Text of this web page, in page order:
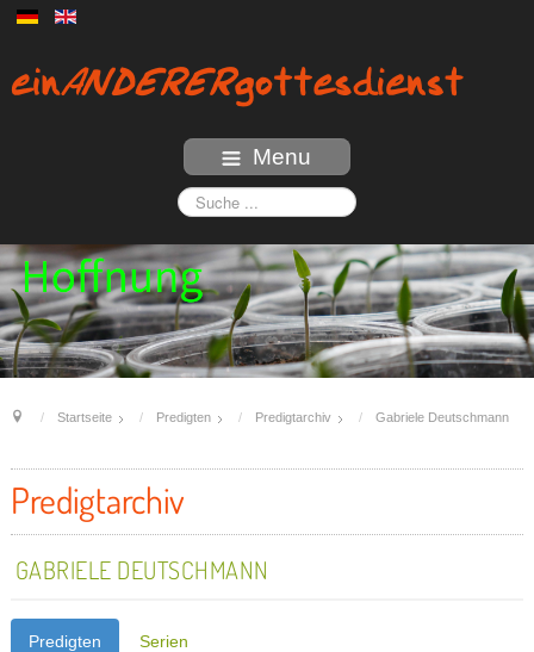
Menu
Startseite Predigten Predigtarchiv Gabriele Deutschmann
Predigtarchiv
GABRIELE DEUTSCHMANN
Predigten Serien